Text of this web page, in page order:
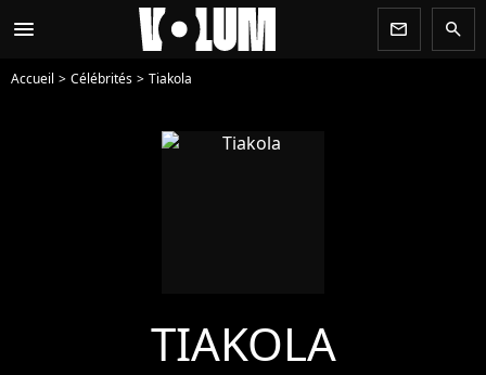
menu newsletter search
Accueil Célébrités Tiakola
TIAKOLA